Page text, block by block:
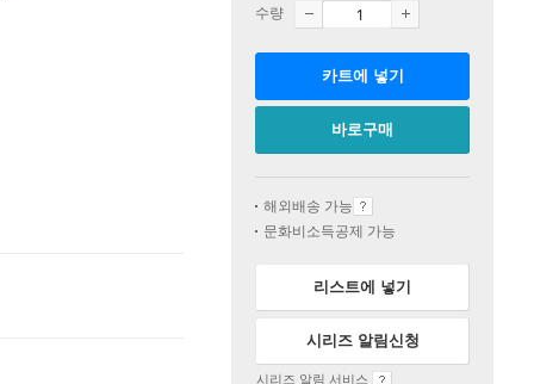
수량
카트에 넣기
바로구매
해외배송 가능
문화비소득공제 가능
리스트에 넣기
시리즈 알림신청
시리즈 알림 서비스